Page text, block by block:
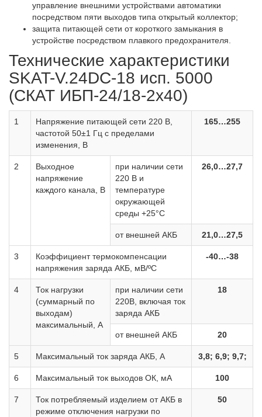
управление внешними устройствами автоматики
посредством пяти выходов типа открытый коллектор;
защита питающей сети от короткого замыкания в
устройстве посредством плавкого предохранителя.
Технические характеристики
SKAT-V.24DC-18 исп. 5000
(СКАТ ИБП-24/18-2x40)
1
Напряжение питающей сети 220 В,
частотой 50±1 Гц с пределами
изменения, В
165…255
2
Выходное
напряжение
каждого канала, В
при наличии сети
220 В и
температуре
окружающей
среды +25°С
26,0…27,7
от внешней АКБ 21,0…27,5
3
Коэффициент термокомпенсации
напряжения заряда АКБ, мВ/ºС
-40…-38
4
Ток нагрузки
(суммарный по
выходам)
максимальный, А
при наличии сети
220В, включая ток
заряда АКБ
18
от внешней АКБ 20
5 Максимальный ток заряда АКБ, А 3,8; 6,9; 9,7;
6 Максимальный ток выходов ОК, мA 100
7
Ток потребляемый изделием от АКБ в
режиме отключения нагрузки по
50